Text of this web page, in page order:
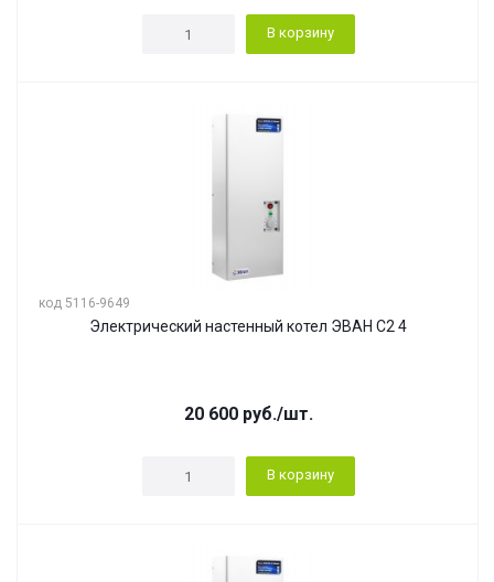
В корзину
код 5116-9649
Электрический настенный котел ЭВАН С2 4
20 600руб./шт.
В корзину